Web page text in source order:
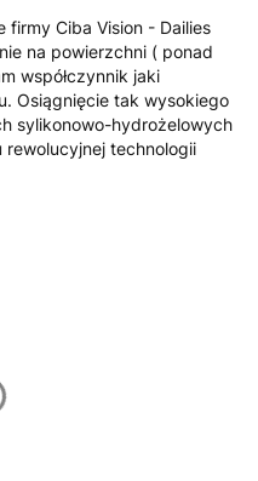
firmy Ciba Vision - Dailies
na powierzchni ( ponad
współczynnik jaki
Osiągnięcie tak wysokiego
sylikonowo-hydrożelowych
rewolucyjnej technologii